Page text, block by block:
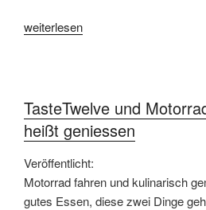
„Führerschein
passiert“
weiterlesen
TasteTwelve und
heißt geniessen
Veröffentlicht:
Motorrad fahren und kulinarisch
gutes Essen, diese zwei Dinge